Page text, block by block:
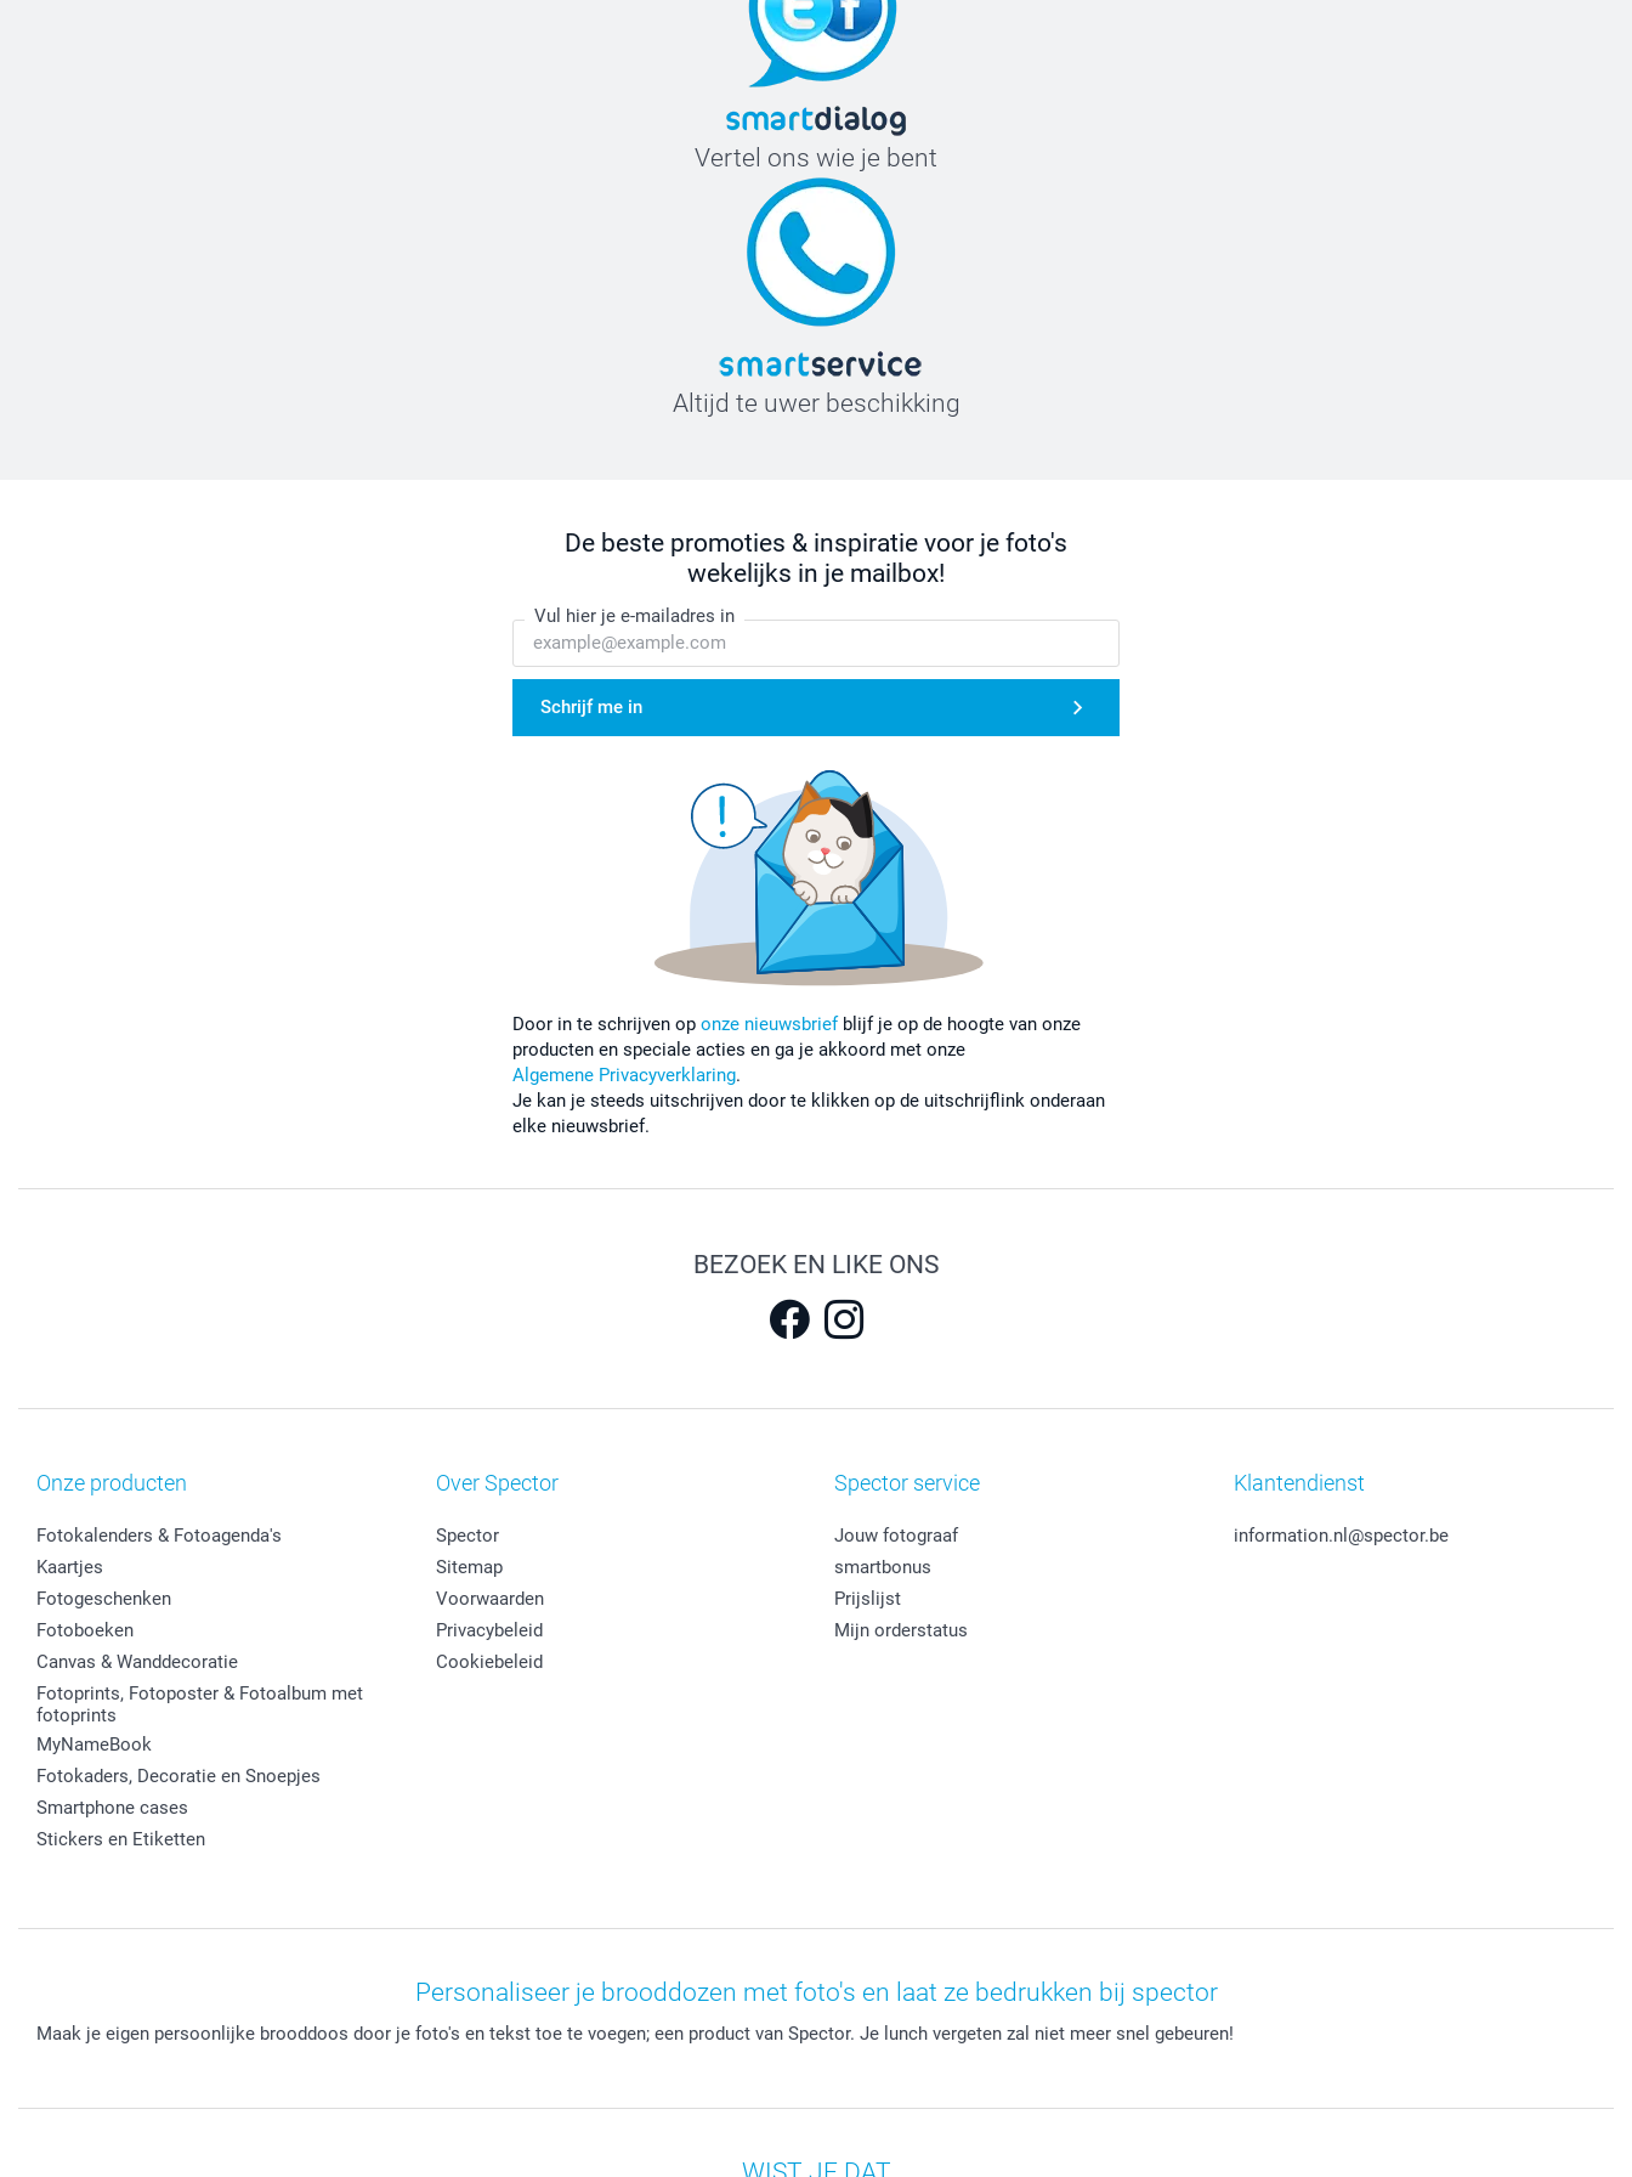
Vertel ons wie je bent
Altijd te uwer beschikking
De beste promoties & inspiratie voor je foto's
wekelijks in je mailbox!
Vul hier je e-mailadres in
Schrijf me in
Door in te schrijven op onze nieuwsbriefblijf je op de hoogte van onze
producten en speciale acties en ga je akkoord met onze
Algemene Privacyverklaring.
Je kan je steeds uitschrijven door te klikken op de uitschrijflink onderaan
elke nieuwsbrief.
BEZOEK EN LIKE ONS
Onze producten
Fotokalenders & Fotoagenda's
Kaartjes
Fotogeschenken
Fotoboeken
Canvas & Wanddecoratie
Fotoprints, Fotoposter & Fotoalbum met
fotoprints
MyNameBook
Fotokaders, Decoratie en Snoepjes
Smartphone cases
Stickers en Etiketten
Over Spector
Spector
Sitemap
Voorwaarden
Privacybeleid
Cookiebeleid
Spector service
Jouw fotograaf
smartbonus
Prijslijst
Mijn orderstatus
Klantendienst
information.nl@spector.be
Personaliseer je brooddozen met foto's en laat ze bedrukken bij spector
Maak je eigen persoonlijke brooddoos door je foto's en tekst toe te voegen; een product van Spector. Je lunch vergeten zal niet meer snel gebeuren!